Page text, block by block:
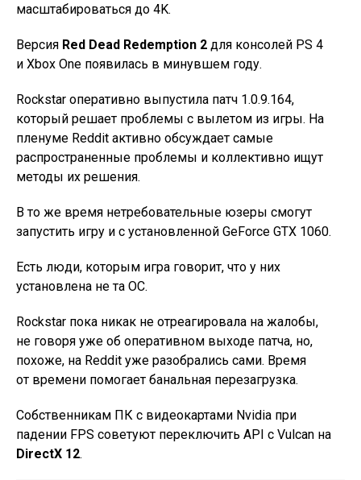
масштабироваться до 4K.
Версия Red Dead Redemption 2 для консолей PS 4
и Xbox One появилась в минувшем году.
Rockstar оперативно выпустила патч 1.0.9.164,
который решает проблемы с вылетом из игры. На
пленуме Reddit активно обсуждает самые
распространенные проблемы и коллективно ищут
методы их решения.
В то же время нетребовательные юзеры смогут
запустить игру и с установленной GeForce GTX 1060.
Есть люди, которым игра говорит, что у них
установлена не та ОС.
Rockstar пока никак не отреагировала на жалобы,
не говоря уже об оперативном выходе патча, но,
похоже, на Reddit уже разобрались сами. Время
от времени помогает банальная перезагрузка.
Собственникам ПК с видеокартами Nvidia при
падении FPS советуют переключить API с Vulcan на
DirectX 12.